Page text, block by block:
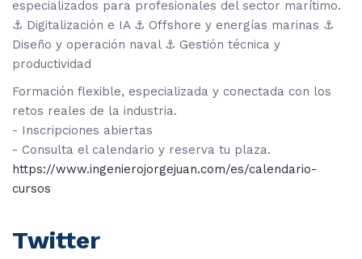
especializados para profesionales del sector marítimo.
⚓ Digitalización e IA ⚓ Offshore y energías marinas ⚓
Diseño y operación naval ⚓ Gestión técnica y
productividad
Formación flexible, especializada y conectada con los
retos reales de la industria.
- Inscripciones abiertas
- Consulta el calendario y reserva tu plaza.
https://www.ingenierojorgejuan.com/es/calendario-
cursos
Twitter